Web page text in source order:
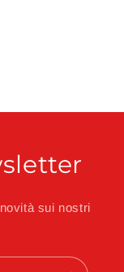
sui nostri